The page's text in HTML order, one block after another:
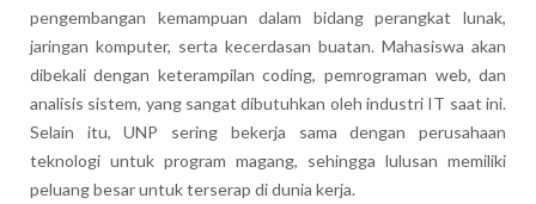
pengembangan kemampuan dalam bidang perangkat lunak,
jaringan komputer, serta kecerdasan buatan. Mahasiswa akan
dibekali dengan keterampilan coding, pemrograman web, dan
analisis sistem, yang sangat dibutuhkan oleh industri IT saat ini.
Selain itu, UNP sering bekerja sama dengan perusahaan
teknologi untuk program magang, sehingga lulusan memiliki
peluang besar untuk terserap di dunia kerja.